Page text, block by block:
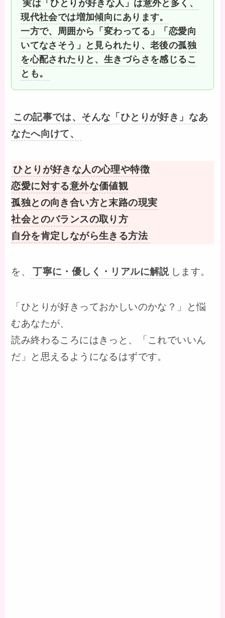
実は「ひとりが好きな人」は意外と多く、
現代社会では増加傾向にあります。
一方で、周囲から「変わってる」「恋愛向
いてなさそう」と見られたり、老後の孤独
を心配されたりと、生きづらさを感じるこ
とも。
この記事では、そんな「ひとりが好き」なあ
なたへ向けて、
ひとりが好きな人の心理や特徴
恋愛に対する意外な価値観
孤独との向き合い方と末路の現実
社会とのバランスの取り方
自分を肯定しながら生きる方法
を、 丁寧に・優しく・リアルに解説 します。
「ひとりが好きっておかしいのかな？」と悩
むあなたが、
読み終わるころにはきっと、「これでいいん
だ」と思えるようになるはずです。